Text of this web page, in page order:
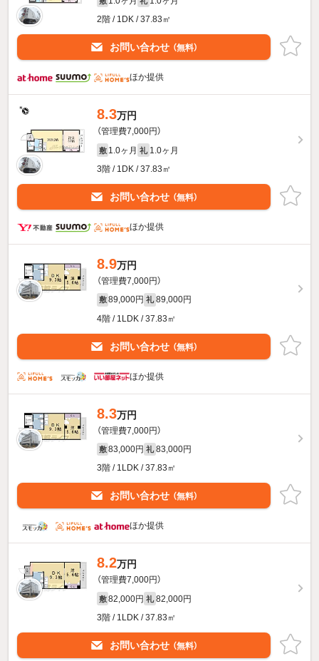
2階 / 1DK / 37.83㎡
お問い合わせ （無料）
ほか提供
8.3万円
（管理費7,000円）
敷 1.0ヶ月 礼 1.0ヶ月
3階 / 1DK / 37.83㎡
お問い合わせ （無料）
ほか提供
8.9万円
（管理費7,000円）
敷 89,000円 礼 89,000円
4階 / 1LDK / 37.83㎡
お問い合わせ （無料）
ほか提供
8.3万円
（管理費7,000円）
敷 83,000円 礼 83,000円
3階 / 1LDK / 37.83㎡
お問い合わせ （無料）
ほか提供
8.2万円
（管理費7,000円）
敷 82,000円 礼 82,000円
3階 / 1LDK / 37.83㎡
お問い合わせ （無料）